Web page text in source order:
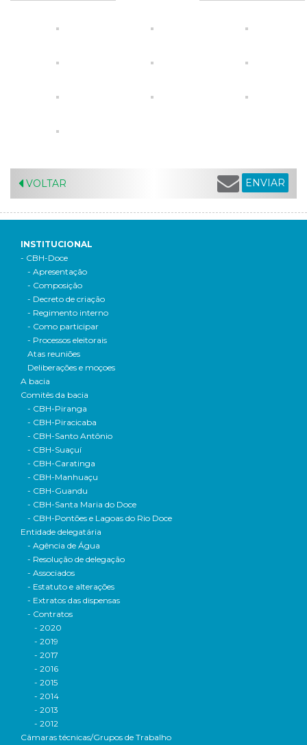
VOLTAR ENVIAR
INSTITUCIONAL
- CBH-Doce
- Apresentação
- Composição
- Decreto de criação
- Regimento interno
- Como participar
- Processos eleitorais
Atas reuniões
Deliberações e moçoes
A bacia
Comitês da bacia
- CBH-Piranga
- CBH-Piracicaba
- CBH-Santo Antônio
- CBH-Suaçuí
- CBH-Caratinga
- CBH-Manhuaçu
- CBH-Guandu
- CBH-Santa Maria do Doce
- CBH-Pontões e Lagoas do Rio Doce
Entidade delegatária
- Agência de Água
- Resolução de delegação
- Associados
- Estatuto e alterações
- Extratos das dispensas
- Contratos
- 2020
- 2019
- 2017
- 2016
- 2015
- 2014
- 2013
- 2012
Câmaras técnicas/Grupos de Trabalho